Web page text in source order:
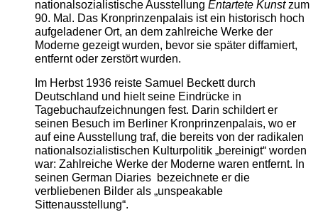
nationalsozialistische Ausstellung Entartete Kunstzum
90. Mal. Das Kronprinzenpalais ist ein historisch hoch
aufgeladener Ort, an dem zahlreiche Werke der
Moderne gezeigt wurden, bevor sie später diffamiert,
entfernt oder zerstört wurden.
Im Herbst 1936 reiste Samuel Beckett durch
Deutschland und hielt seine Eindrücke in
Tagebuchaufzeichnungen fest. Darin schildert er
seinen Besuch im Berliner Kronprinzenpalais, wo er
auf eine Ausstellung traf, die bereits von der radikalen
nationalsozialistischen Kulturpolitik „bereinigt“ worden
war: Zahlreiche Werke der Moderne waren entfernt. In
seinen German Diaries bezeichnete er die
verbliebenen Bilder als „unspeakable
Sittenausstellung“.